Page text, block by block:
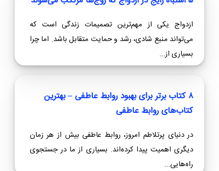
ازدواج یکی از مهم‌ترین تصمیمات زندگی است که
می‌تواند منبع شادی، رشد و حمایت متقابل باشد. اما چرا
بسیاری از...
۸ کتاب برتر برای بهبود روابط عاطفی – بهترین
کتاب‌های روابط عاطفی
در دنیای پرتلاطم امروز، روابط عاطفی بیش از هر زمان
دیگری اهمیت پیدا کرده‌اند. بسیاری از ما در جستجوی
راه‌هایی...